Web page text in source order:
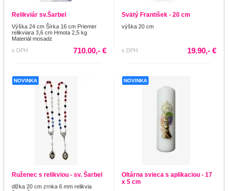
Relikviár sv.Šarbel
Výška 24 cm Šírka 16 cm Priemer
relikviara 3,6 cm Hmota 2,5 kg
Materiál mosadz
s DPH
710.00,- €
Svätý František - 20 cm
výška 20 cm
s DPH 19.90,- €
NOVINKA
Ruženec s relikviou - sv. Šarbel
dlžka 20 cm zrnka 6 mm relikvia
NOVINKA
Oltárna svieca s aplikaciou - 17
x 5 cm